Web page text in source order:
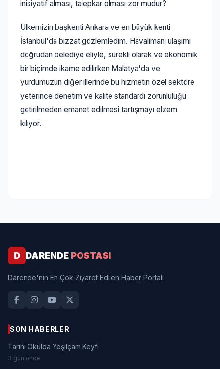
inisiyatif alması, talepkar olması zor mudur?
Ülkemizin başkenti Ankara ve en büyük kenti
İstanbul'da bizzat gözlemledim. Havalimanı ulaşımı
doğrudan belediye eliyle, sürekli olarak ve ekonomik
bir biçimde ikame edilirken Malatya'da ve
yurdumuzun diğer illerinde bu hizmetin özel sektöre
yeterince denetim ve kalite standardı zorunluluğu
getirilmeden emanet edilmesi tartışmayı elzem
kılıyor.
D DARENDE POSTASI
Darende'nin En Çok Ziyaret Edilen Haber Portalı
SON HABERLER
Tarihi Okulda Yeşilçam Keyfi
3 gün önce